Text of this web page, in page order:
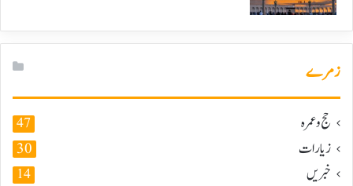
زمرے
حج و عمرہ 47
زیارات 30
خبریں 14